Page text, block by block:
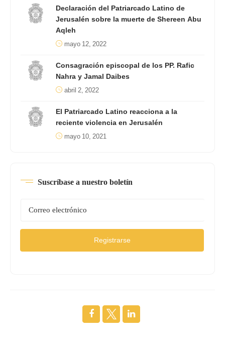
Declaración del Patriarcado Latino de
Jerusalén sobre la muerte de Shereen Abu
Aqleh
mayo 12, 2022
Consagración episcopal de los PP. Rafic
Nahra y Jamal Daibes
abril 2, 2022
El Patriarcado Latino reacciona a la
reciente violencia en Jerusalén
mayo 10, 2021
Suscríbase a nuestro boletín
Registrarse